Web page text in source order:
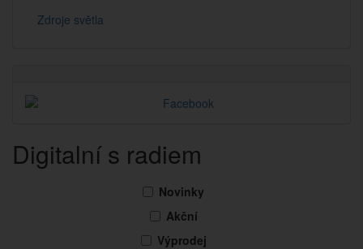
Zdroje světla
Digitalní s radiem
Novinky
Akční
Výprodej